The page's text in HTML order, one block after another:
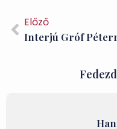
Előző
Interjú Gróf